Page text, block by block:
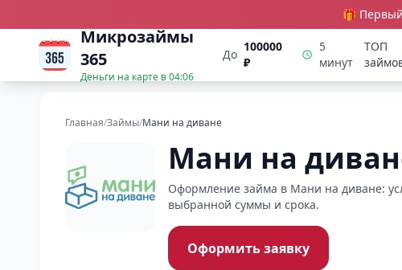
🎁
Микрозаймы
365
Деньги на карте в04:06
До
100000
₽
5
минут
ТОП
Главная/Займы/Мани на диване
Мани на
Оформление займа в Мани на диване:
выбранной суммы и срока.
Оформить заявку